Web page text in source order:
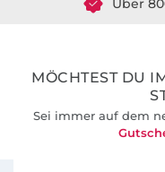
MÖCHTEST DU
Sei immer auf dem